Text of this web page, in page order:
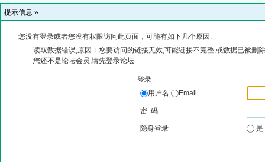
提示信息 »
您没有登录或者您没有权限访问此页面，可能有如下几个原因:
读取数据错误,原因：您要访问的链接无效,可能链接不完整,或数据已被删
您还不是论坛会员,请先登录论坛
登录
用户名
Email
密 码
隐身登录